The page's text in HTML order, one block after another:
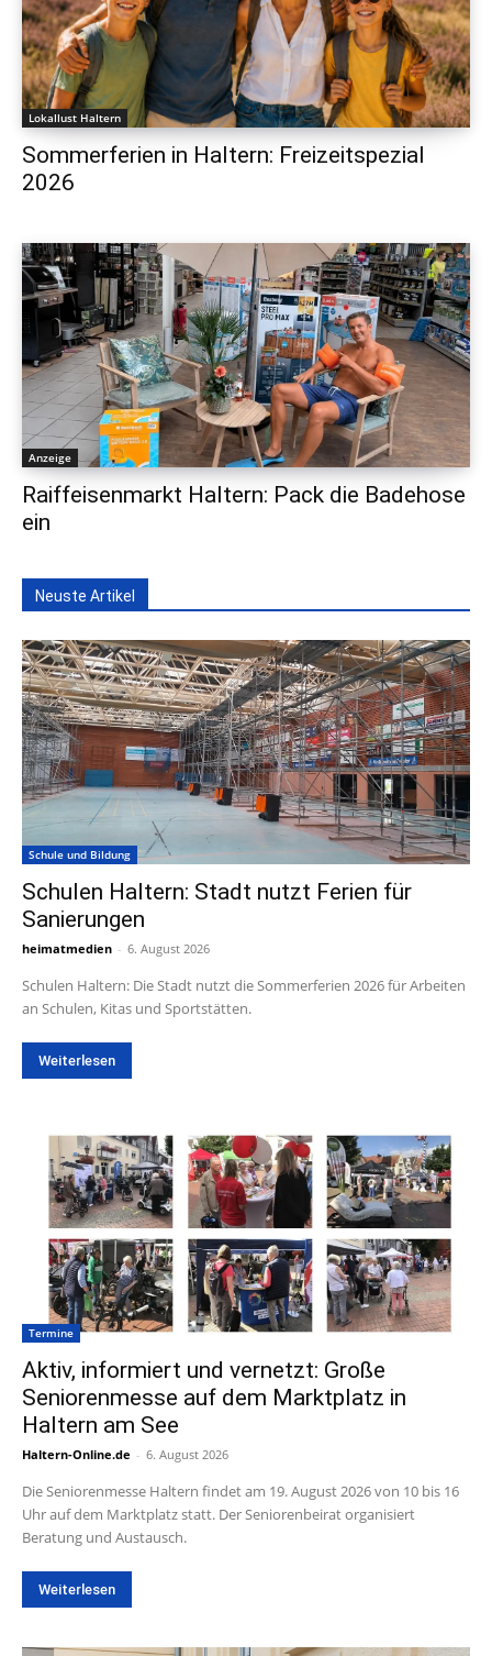
Lokallust Haltern
Sommerferien in Haltern: Freizeitspezial
2026
Anzeige
Raiffeisenmarkt Haltern: Pack die Badehose
ein
Neuste Artikel
Schule und Bildung
Schulen Haltern: Stadt nutzt Ferien für
Sanierungen
heimatmedien - 6. August 2026
Schulen Haltern: Die Stadt nutzt die Sommerferien 2026 für Arbeiten
an Schulen, Kitas und Sportstätten.
Weiterlesen
Termine
Aktiv, informiert und vernetzt: Große
Seniorenmesse auf dem Marktplatz in
Haltern am See
Haltern-Online.de - 6. August 2026
Die Seniorenmesse Haltern findet am 19. August 2026 von 10 bis 16
Uhr auf dem Marktplatz statt. Der Seniorenbeirat organisiert
Beratung und Austausch.
Weiterlesen